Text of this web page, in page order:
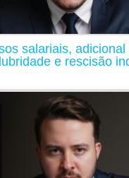
salariais, adicional
e rescisão